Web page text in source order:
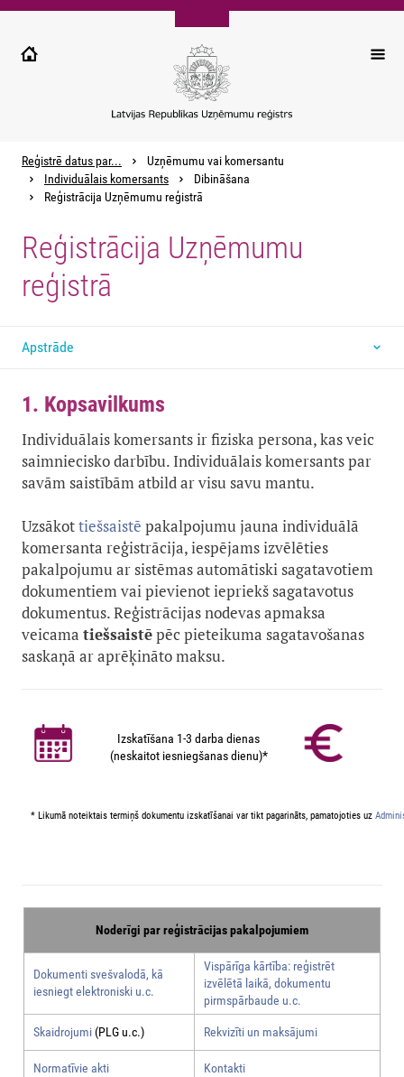
Pārlekt
galveno
Reģistrē datus par...
Uzņēmumu vai komersantu
Individuālais komersants
Dibināšana
Reģistrācija Uzņēmumu reģistrā
Reģistrācija Uzņēmumu
reģistrā
Apstrāde
1. Kopsavilkums
Individuālais komersants ir fiziska persona, kas veic
saimniecisko darbību. Individuālais komersants par
savām saistībām atbild ar visu savu mantu.
Uzsākottiešsaistē pakalpojumu jauna individuālā
komersanta reģistrācija, iespējams izvēlēties
pakalpojumu ar sistēmas automātiski sagatavotiem
dokumentiem vai pievienot iepriekš sagatavotus
dokumentus. Reģistrācijas nodevas apmaksa
veicama tiešsaistēpēc pieteikuma sagatavošanas
saskaņā ar aprēķināto maksu.
Izskatīšana 1-3 darba dienas
(neskaitot iesniegšanas dienu)*
* Likumā noteiktais termiņš dokumentu izskatīšanai var tikt pagarināts, pamatojoties uz
Noderīgi par reģistrācijas pakalpojumiem
Dokumenti svešvalodā, kā
iesniegt elektroniski u.c.
Vispārīga kārtība: reģistrēt
izvēlētā laikā, dokumentu
pirmspārbaude u.c.
Skaidrojumi(PLG u.c.) Rekvizīti un maksājumi
Normatīvie akti Kontakti